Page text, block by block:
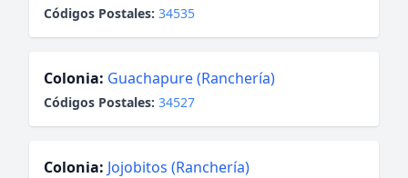
Códigos Postales: 34535
Colonia: Guachapure (Ranchería)
Códigos Postales: 34527
Colonia: Jojobitos (Ranchería)